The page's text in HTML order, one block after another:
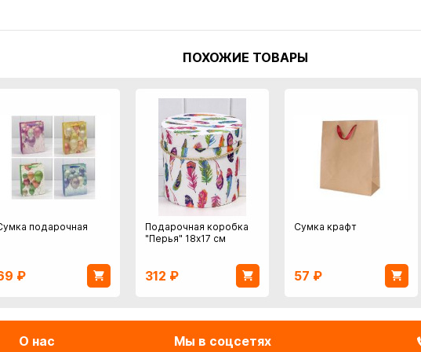
ПОХОЖИЕ ТОВАРЫ
подарочная
₽
Подарочная коробка
"Перья" 18х17 см
312 ₽
Сумка крафт
57 ₽
О нас Мы в соцсетях